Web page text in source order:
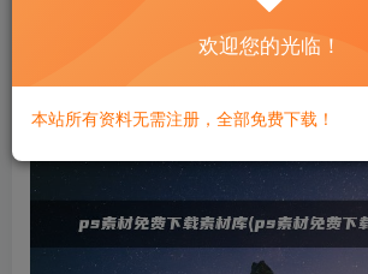
欢迎您的光临！
本站所有资料无需注册，全部免费下载！